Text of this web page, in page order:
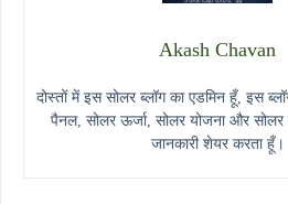
Akash Chavan
दोस्तों में इस सोलर ब्लॉग का एडमिन हूँ, इस
पैनल, सोलर ऊर्जा, सोलर योजना और
जानकारी शेयर करता हूँ।